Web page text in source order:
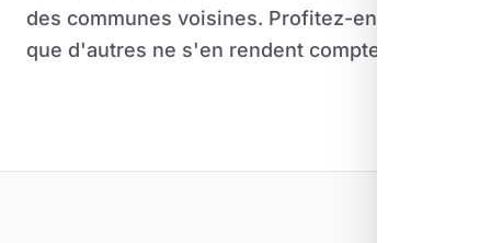
des communes voisines. Profitez-en avant
que d'autres ne s'en rendent compte.